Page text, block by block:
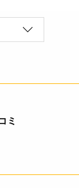
る場合がございま
購入可能な状態
ミ